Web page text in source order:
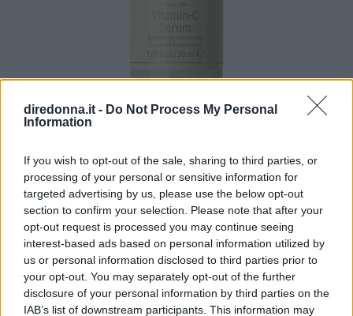
diredonna.it - Do Not Process My Personal
Information
If you wish to opt-out of the sale, sharing to third parties, or
processing of your personal or sensitive information for
targeted advertising by us, please use the below opt-out
section to confirm your selection. Please note that after your
opt-out request is processed you may continue seeing
interest-based ads based on personal information utilized by
us or personal information disclosed to third parties prior to
your opt-out. You may separately opt-out of the further
disclosure of your personal information by third parties on the
IAB’s list of downstream participants. This information may
Pixi
contienevitamina Ce acido ferulico che
migliorano la luminosità della pelle. Combatte
gli effetti dannosi del sole e dei radicali liberi,
levigando la pelle e migliorando l’incarnato.
Pro: la vitamina C illumina e stimola la
produzione di collagene, l’acido ferulico offre
protezione antiossidante.